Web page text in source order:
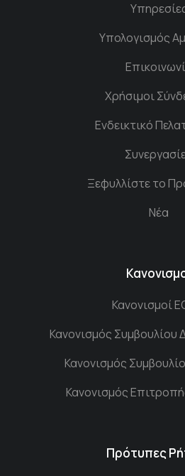
Υπολογισμός
Χρήσιμοι
Ενδεικτικό
Ξεφυλλίστε το
Νέα
Κανονισμοί
Κανονισμός Συμβουλίου
Κανονισμός
Κανονισμός
Πρότυπες